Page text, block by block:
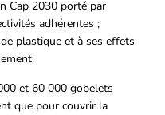
Cap 2030 porté par
adhérentes ;
plastique et à ses effets
et 60 000 gobelets
que pour couvrir la